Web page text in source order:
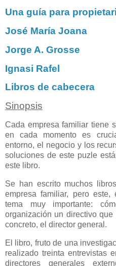
Una guía para
José María Joana
Jorge A. Grosse
Ignasi Rafel
Libros de cabecera
Sinopsis
Cada empresa familiar tiene
en cada momento es
entorno, el negocio y los
soluciones de este puzle
este libro.
Se han escrito muchos
empresa familiar, pero este,
tema muy importante:
organización un directivo
concreto, el director general.
El libro, fruto de una
realizado treinta entrevistas
directores generales